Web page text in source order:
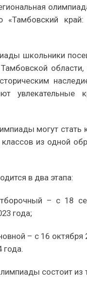
«Тамбовский
школьники
увлекательные
могут стать
из одной
в два этапа:
– с 18
года;
– с 16 октября
года.
состоит из